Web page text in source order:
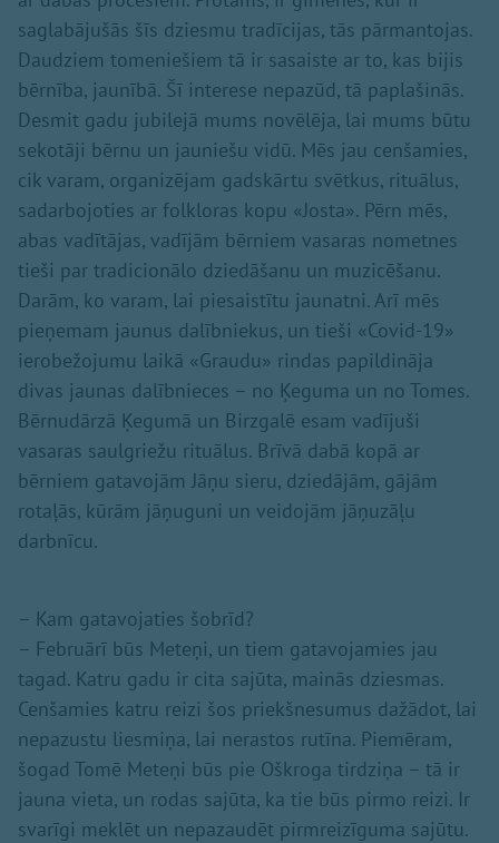
saglabājušās šīs dziesmu tradīcijas, tās pārmantojas.
Daudziem tomeniešiem tā ir sasaiste ar to, kas bijis
bērnība, jaunībā. Šī interese nepazūd, tā paplašinās.
Desmit gadu jubilejā mums novēlēja, lai mums būtu
sekotāji bērnu un jauniešu vidū. Mēs jau cenšamies,
cik varam, organizējam gadskārtu svētkus, rituālus,
sadarbojoties ar folkloras kopu «Josta». Pērn mēs,
abas vadītājas, vadījām bērniem vasaras nometnes
tieši par tradicionālo dziedāšanu un muzicēšanu.
Darām, ko varam, lai piesaistītu jaunatni. Arī mēs
pieņemam jaunus dalībniekus, un tieši «Covid-19»
ierobežojumu laikā «Graudu» rindas papildināja
divas jaunas dalībnieces – no Ķeguma un no Tomes.
Bērnudārzā Ķegumā un Birzgalē esam vadījuši
vasaras saulgriežu rituālus. Brīvā dabā kopā ar
bērniem gatavojām Jāņu sieru, dziedājām, gājām
rotaļās, kūrām jāņuguni un veidojām jāņuzāļu
darbnīcu.
– Kam gatavojaties šobrīd?
– Februārī būs Meteņi, un tiem gatavojamies jau
tagad. Katru gadu ir cita sajūta, mainās dziesmas.
Cenšamies katru reizi šos priekšnesumus dažādot, lai
nepazustu liesmiņa, lai nerastos rutīna. Piemēram,
šogad Tomē Meteņi būs pie Oškroga tirdziņa – tā ir
jauna vieta, un rodas sajūta, ka tie būs pirmo reizi. Ir
svarīgi meklēt un nepazaudēt pirmreizīguma sajūtu.